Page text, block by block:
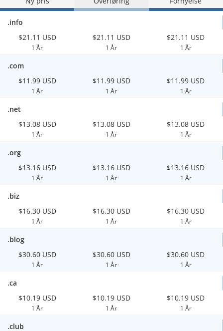
.info
$21.11 USD
1 År
$21.11 USD
1 År
$21.11 USD
1 År
.com
$11.99 USD
1 År
$11.99 USD
1 År
$11.99 USD
1 År
.net
$13.08 USD
1 År
$13.08 USD
1 År
$13.08 USD
1 År
.org
$13.16 USD
1 År
$13.16 USD
1 År
$13.16 USD
1 År
.biz
$16.30 USD
1 År
$16.30 USD
1 År
$16.30 USD
1 År
.blog
$30.60 USD
1 År
$30.60 USD
1 År
$30.60 USD
1 År
.ca
$10.19 USD
1 År
$10.19 USD
1 År
$10.19 USD
1 År
.club